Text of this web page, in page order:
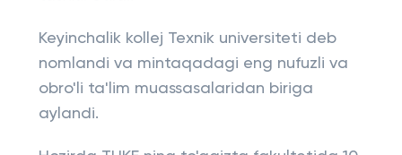
Keyinchalik kollej Texnik universiteti deb
nomlandi va mintaqadagi eng nufuzli va
obro'li ta'lim muassasalaridan biriga
aylandi.